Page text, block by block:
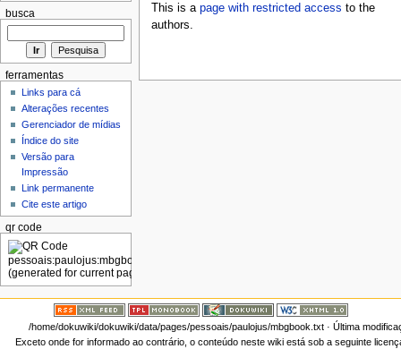
This is a page with restricted access to the
authors.
busca
ferramentas
Links para cá
Alterações recentes
Gerenciador de mídias
Índice do site
Versão para
Impressão
Link permanente
Cite este artigo
qr code
/home/dokuwiki/dokuwiki/data/pages/pessoais/paulojus/mbgbook.txt· Última
Exceto onde for informado ao contrário, o conteúdo neste wiki está sob a seguinte